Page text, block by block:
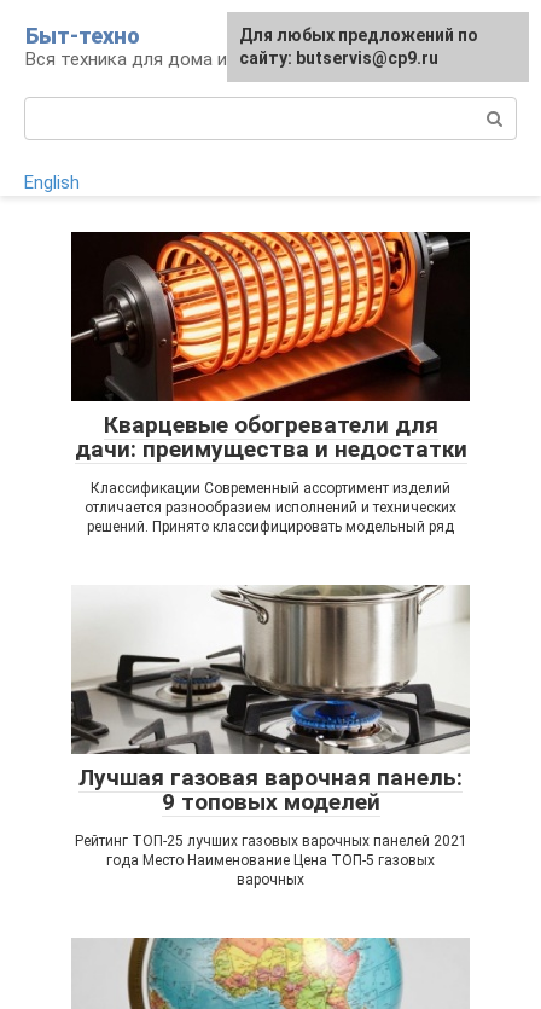
контенту
Быт-техно
Вся техника для дома и сада
English
Кварцевые обогреватели для
дачи: преимущества и недостатки
Классификации Современный ассортимент изделий
отличается разнообразием исполнений и технических
решений. Принято классифицировать модельный ряд
Лучшая газовая варочная панель:
9 топовых моделей
Рейтинг ТОП-25 лучших газовых варочных панелей 2021
года Место Наименование Цена ТОП-5 газовых
варочных
Для любых предложений по
сайту: butservis@cp9.ru